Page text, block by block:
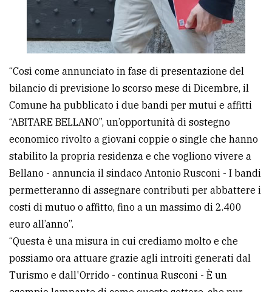
“Così come annunciato in fase di presentazione del
bilancio di previsione lo scorso mese di Dicembre, il
Comune ha pubblicato i due bandi per mutui e affitti
“ABITARE BELLANO”, un’opportunità di sostegno
economico rivolto a giovani coppie o single che hanno
stabilito la propria residenza e che vogliono vivere a
Bellano - annuncia il sindaco Antonio Rusconi - I bandi
permetteranno di assegnare contributi per abbattere i
costi di mutuo o affitto, fino a un massimo di 2.400
euro all’anno”.
“Questa è una misura in cui crediamo molto e che
possiamo ora attuare grazie agli introiti generati dal
Turismo e dall'Orrido - continua Rusconi - È un